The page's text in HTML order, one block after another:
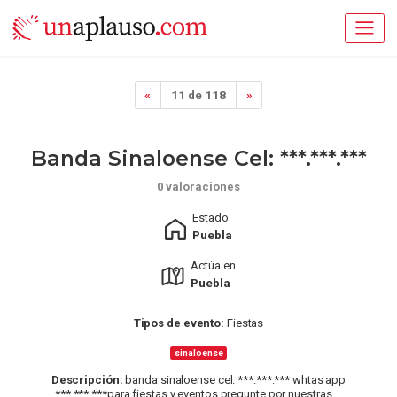
« 11 de 118 »
Banda Sinaloense Cel: ***.***.***
0 valoraciones
Estado
Puebla
Actúa en
Puebla
Tipos de evento: Fiestas
sinaloense
Descripción: banda sinaloense cel: ***.***.*** whtas app
***.***.***para fiestas y eventos pregunte por nuestras ...